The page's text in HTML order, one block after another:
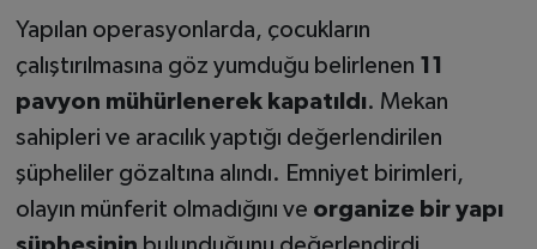
Yapılan operasyonlarda, çocukların
çalıştırılmasına göz yumduğu belirlenen 11
pavyon mühürlenerek kapatıldı. Mekan
sahipleri ve aracılık yaptığı değerlendirilen
şüpheliler gözaltına alındı. Emniyet birimleri,
olayın münferit olmadığını ve organize bir yapı